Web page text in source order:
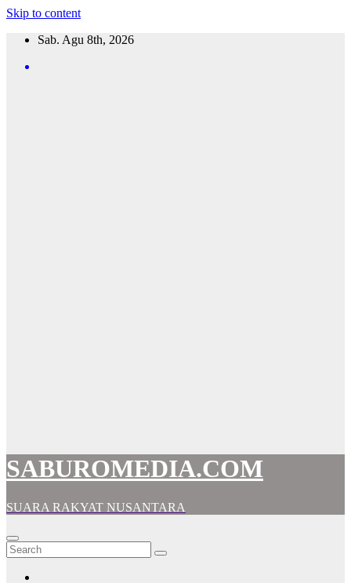
Skip to content
Sab. Agu 8th, 2026
SABUROMEDIA.COM
SUARA RAKYAT NUSANTARA